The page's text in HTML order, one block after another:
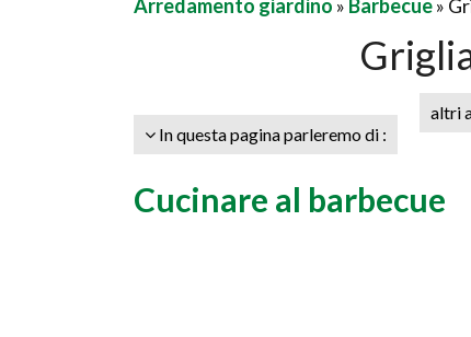
Arredamento giardino » Barbecue»
In questa pagina parleremo di :
altri
Cucinare al barbecue